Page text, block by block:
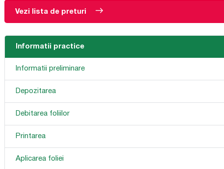
Vezi lista de preturi
Informatii practice
Informatii preliminare
Depozitarea
Debitarea foliilor
Printarea
Aplicarea foliei